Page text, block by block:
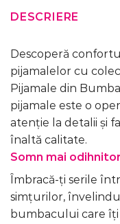
DESCRIERE
Descoperă
pijamalelor cu
Pijamale din
pijamale este o
atenție la detalii și
înaltă calitate.
Somn mai odihnitor
Îmbracă-ți serile
simțurilor,
bumbacului care îți